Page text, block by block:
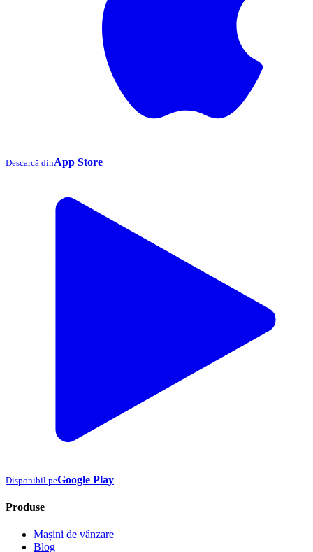
Descarcă dinApp Store
Disponibil peGoogle Play
Produse
Mașini de vânzare
Blog